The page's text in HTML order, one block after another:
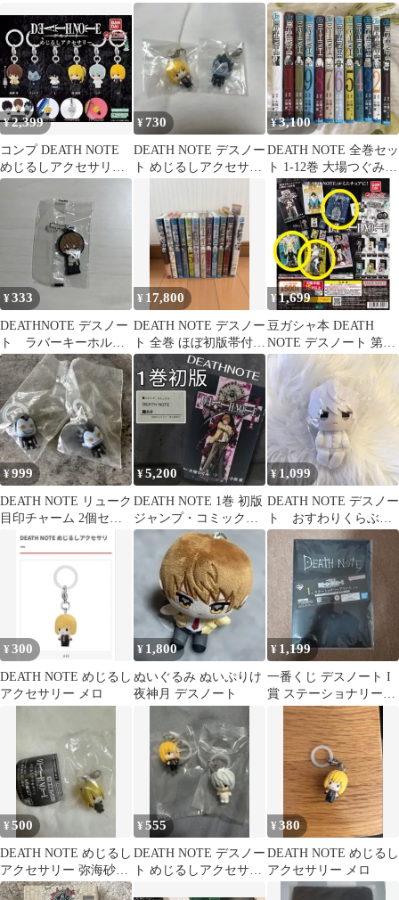
版) / 大場つぐみ、小畑
健 / 集英社
¥2,399
コンプ DEATH NOTE
めじるしアクセサリー
全6種 セット
¥730
DEATH NOTE デスノー
ト めじるしアクセサリ
¥3,100
DEATH NOTE 全巻セッ
ト 1-12巻 大場つぐみ
小畑健
¥333
DEATHNOTE デスノー
ト ラバーキーホルダ
ー 夜神月
¥ 17,800
DEATH NOTE デスノー
ト 全巻 ほぼ初版帯付き
クリアカバー付き
¥1,699
豆ガシャ本 DEATH
NOTE デスノート 第1
弾 3巻 4巻 5巻
¥999
DEATH NOTE リューク
目印チャーム 2個セッ
¥5,200
DEATH NOTE 1巻 初版
ジャンプ・コミックス
大場つぐみ 小畑健 希少
¥1,099
DEATH NOTE デスノー
ト おすわりくらぶ
ぬいぐるみマスコッ
ト ニア
¥300
DEATH NOTE めじるし
アクセサリー メロ
¥ 1,800
ぬいぐるみ ぬいぷりけ
夜神月 デスノート
¥ 1,199
一番くじ デスノート I
賞 ステーショナリーア
ソート クリアファイル
¥500
DEATH NOTE めじるし
アクセサリー 弥海砂ミ
サミサ
¥555
DEATH NOTE デスノー
ト めじるしアクセサリ
¥380
DEATH NOTE めじるし
アクセサリー メロ